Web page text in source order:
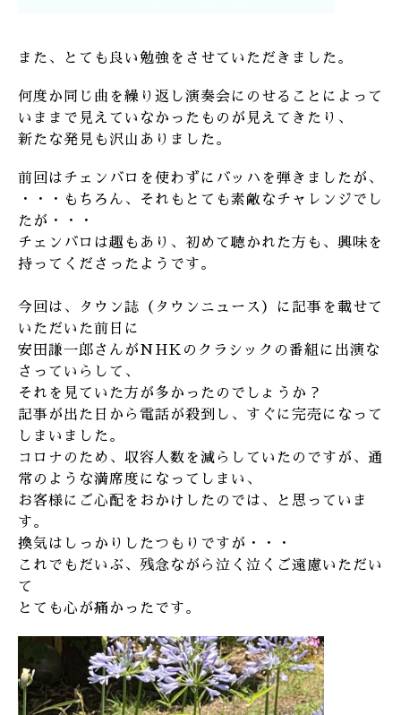
また、とても良い勉強をさせていただきました。
何度か同じ曲を繰り返し演奏会にのせることによって
いままで見えていなかったものが見えてきたり、
新たな発見も沢山ありました。
前回はチェンバロを使わずにバッハを弾きましたが、
・・・もちろん、それもとても素敵なチャレンジでし
たが・・・
チェンバロは趣もあり、初めて聴かれた方も、興味を
持ってくださったようです。
今回は、タウン誌（タウンニュース）に記事を載せて
いただいた前日に
安田謙一郎さんがNHKのクラシックの番組に出演な
さっていらして、
それを見ていた方が多かったのでしょうか？
記事が出た日から電話が殺到し、すぐに完売になって
しまいました。
コロナのため、収容人数を減らしていたのですが、通
常のような満席度になってしまい、
お客様にご心配をおかけしたのでは、と思っていま
す。
換気はしっかりしたつもりですが・・・
これでもだいぶ、残念ながら泣く泣くご遠慮いただい
て
とても心が痛かったです。